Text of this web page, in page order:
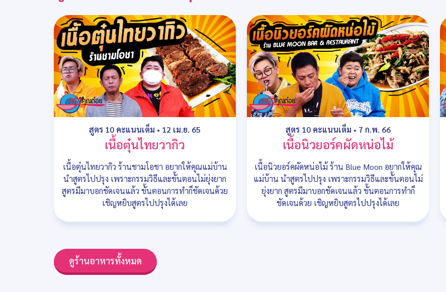
สูตร 10 คะแนนเต็ม • 12 เม.ย. 65
เนื้อตุ๋นไทยวากิว
เนื้อตุ๋นไทยวากิว ร้านชามโอชา อยากให้คุณแม่บ้าน
นำสูตรไปปรุง เพราะกรรมวิธีและขั้นตอนไม่ยุ่งยาก
สูตรมีมาบอกชัดเจนแล้ว ขั้นตอนการทำก็ชัดเจนด้วย
เชิญหยิบสูตรไปปรุงได้เลย
สูตร 10 คะแนนเต็ม • 7 ก.พ. 66
เนื้อนิวยอร์คผัดหน่อไม้
เนื้อนิวยอร์คผัดหน่อไม้ ร้าน Blue Moon อยากให้คุณ
แม่บ้าน นำสูตรไปปรุง เพราะกรรมวิธีและขั้นตอนไม่
ยุ่งยาก สูตรมีมาบอกชัดเจนแล้ว ขั้นตอนการทำก็
ชัดเจนด้วย เชิญหยิบสูตรไปปรุงได้เลย
ดูร้านอาหารทั้งหมด